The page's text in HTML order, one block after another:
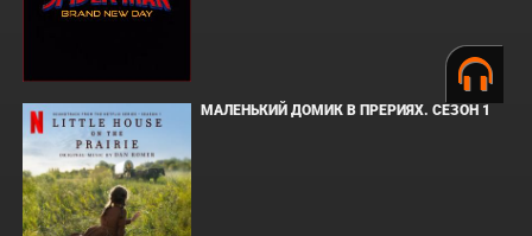
МАЛЕНЬКИЙ ДОМИК В ПРЕРИЯХ. СЕЗОН 1